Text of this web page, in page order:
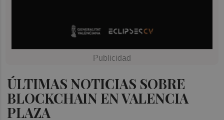
ÚLTIMAS NOTICIAS SOBRE
BLOCKCHAIN EN VALENCIA
PLAZA